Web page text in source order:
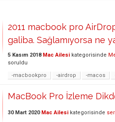
2011 macbook pro
galiba. Sağlamıyorsa ne
5 Kasım 2018 Mac Ailesi kategorisinde
soruldu
-macbookpro
-airdrop -macos
MacBook Pro İzleme
30 Mart 2020 Mac Ailesi kategorisinde